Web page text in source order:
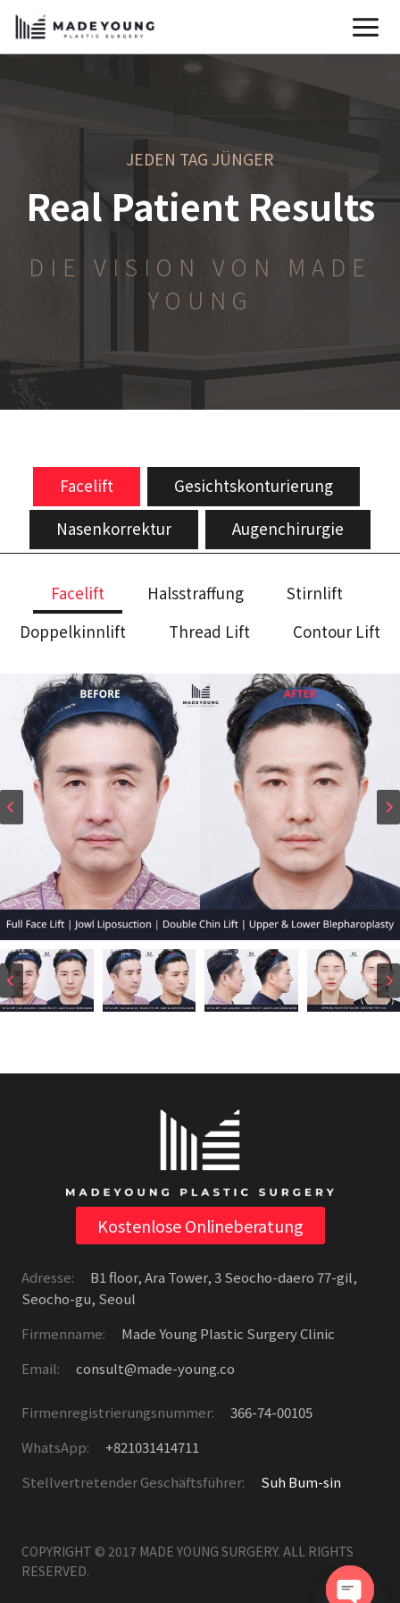
Zum
Inhalt
springen
JEDEN TAG JÜNGER
Real Patient Results
DIE VISION VON MADE
YOUNG
Facelift
Gesichtskonturierung
Nasenkorrektur
Augenchirurgie
Facelift Halsstraffung
Stirnlift
Doppelkinnlift
Thread Lift Contour Lift
Kostenlose Onlineberatung
Adresse:
B1 floor, Ara Tower, 3 Seocho-daero 77-gil,
Seocho-gu, Seoul
Firmenname:
Made Young Plastic Surgery Clinic
Email:
consult@made-young.co
Firmenregistrierungsnummer:
366-74-00105
WhatsApp:
+821031414711
Stellvertretender Geschäftsführer:
Suh Bum-sin
COPYRIGHT © 2017 MADE YOUNG SURGERY. ALL RIGHTS
RESERVED.